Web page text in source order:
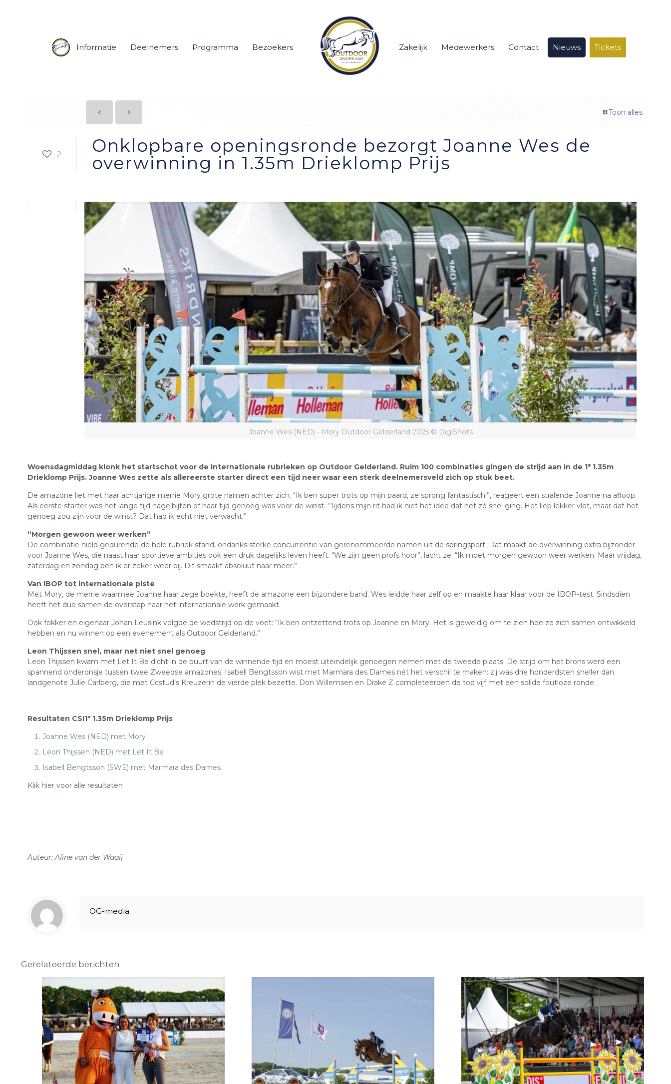
Informatie Deelnemers Programma Bezoekers Zakelijk Medewerkers Contact Nieuws Tickets
Toon alles
2
Onklopbare openingsronde bezorgt Joanne Wes de
overwinning in 1.35m Drieklomp Prijs
Joanne Wes (NED) - Mory Outdoor Gelderland 2025 © DigiShots
Woensdagmiddag klonk het startschot voor de internationale rubrieken op Outdoor Gelderland. Ruim 100 combinaties gingen de strijd aan in de 1* 1.35m
Drieklomp Prijs. Joanne Wes zette als allereerste starter direct een tijd neer waar een sterk deelnemersveld zich op stuk beet.
De amazone liet met haar achtjarige merrie Mory grote namen achter zich. “Ik ben super trots op mijn paard, ze sprong fantastisch!”, reageert een stralende Joanne na afloop.
Als eerste starter was het lange tijd nagelbijten of haar tijd genoeg was voor de winst. “Tijdens mijn rit had ik niet het idee dat het zó snel ging. Het liep lekker vlot, maar dat het
genoeg zou zijn voor de winst? Dat had ik echt niet verwacht.”
“Morgen gewoon weer werken”
De combinatie hield gedurende de hele rubriek stand, ondanks sterke concurrentie van gerenommeerde namen uit de springsport. Dat maakt de overwinning extra bijzonder
voor Joanne Wes, die naast haar sportieve ambities ook een druk dagelijks leven heeft. “We zijn geen profs hoor”, lacht ze. “Ik moet morgen gewoon weer werken. Maar vrijdag,
zaterdag en zondag ben ik er zeker weer bij. Dit smaakt absoluut naar meer.”
Van IBOP tot internationale piste
Met Mory, de merrie waarmee Joanne haar zege boekte, heeft de amazone een bijzondere band. Wes leidde haar zelf op en maakte haar klaar voor de IBOP-test. Sindsdien
heeft het duo samen de overstap naar het internationale werk gemaakt.
Ook fokker en eigenaar Johan Leusink volgde de wedstrijd op de voet: “Ik ben ontzettend trots op Joanne en Mory. Het is geweldig om te zien hoe ze zich samen ontwikkeld
hebben en nu winnen op een evenement als Outdoor Gelderland.”
Leon Thijssen snel, maar net niet snel genoeg
Leon Thijssen kwam met Let It Be dicht in de buurt van de winnende tijd en moest uiteindelijk genoegen nemen met de tweede plaats. De strijd om het brons werd een
spannend onderonsje tussen twee Zweedse amazones. Isabell Bengtsson wist met Marmara des Dames nét het verschil te maken: zij was drie honderdsten sneller dan
landgenote Julie Carlberg, die met Ccstud’s Kreuzerin de vierde plek bezette. Don Willemsen en Drake Z completeerden de top vijf met een solide foutloze ronde.
Resultaten CSI1* 1.35m Drieklomp Prijs
Joanne Wes (NED) met Mory
Leon Thijssen (NED) met Let It Be
Isabell Bengtsson (SWE) met Marmara des Dames
Klik hiervoor alle resultaten
Auteur: Aline van der Waaij
OG-media
Gerelateerde berichten